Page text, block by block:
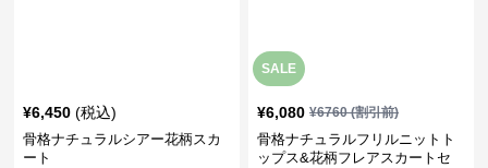
¥6,450 (税込)
骨格ナチュラルシアー花柄スカ
ート
SALE
¥6,080 ¥6760(割引前)
骨格ナチュラルフリルニットト
ップス&花柄フレアスカートセ